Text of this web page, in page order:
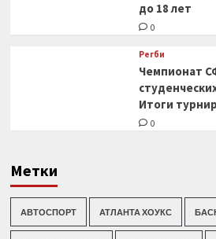
до 18 лет
0
Регби
Чемпионат
Итоги
0
Метки
АВТОСПОРТ АТЛАНТА ХОУКС